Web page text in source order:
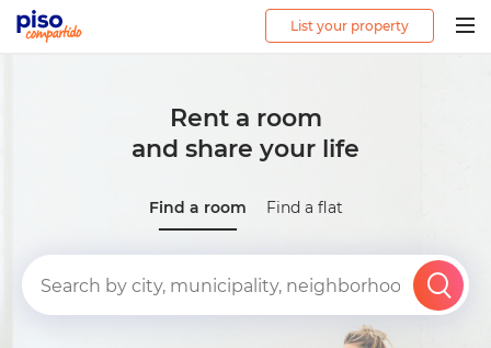
List your property
Rent a room
and share your life
Find a room Find a flat